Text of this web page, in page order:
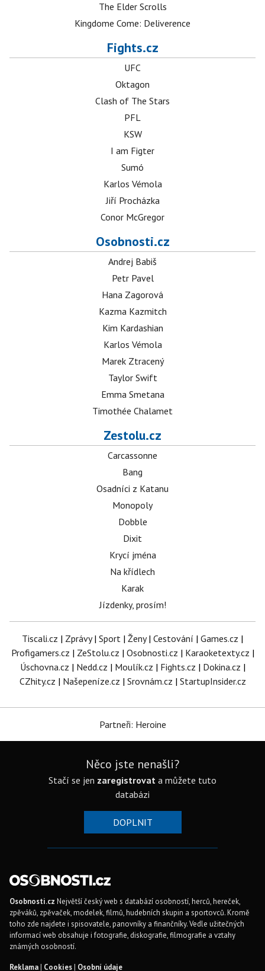
The Elder Scrolls
Kingdome Come: Deliverence
Fights.cz
UFC
Oktagon
Clash of The Stars
PFL
KSW
I am Figter
Sumó
Karlos Vémola
Jiří Procházka
Conor McGregor
Osobnosti.cz
Andrej Babiš
Petr Pavel
Hana Zagorová
Kazma Kazmitch
Kim Kardashian
Karlos Vémola
Marek Ztracený
Taylor Swift
Emma Smetana
Timothée Chalamet
Zestolu.cz
Carcassonne
Bang
Osadníci z Katanu
Monopoly
Dobble
Dixit
Krycí jména
Na křídlech
Karak
Jízdenky, prosím!
Tiscali.cz | Zprávy| Sport | Ženy| Cestování | Games.cz |
Profigamers.cz | ZeStolu.cz | Osobnosti.cz | Karaoketexty.cz |
Úschovna.cz | Nedd.cz | Moulík.cz | Fights.cz | Dokina.cz |
CZhity.cz | Našepeníze.cz | Srovnám.cz | StartupInsider.cz
Partneři: Heroine
Něco jste nenašli?
Stačí se jen zaregistrovat a můžete tuto
databázi
DOPLNIT
Osobnosti.cz Největší český web s databází osobností, herců, hereček,
zpěváků, zpěvaček, modelek, filmů, hudebních skupin a sportovců. Kromě
toho zde najdete i spisovatele, panovníky a finančníky. Vedle užitečných
informací web obsahuje i fotografie, diskografie, filmografie a vztahy
známých osobností.
Reklama| Cookies| Osobní údaje